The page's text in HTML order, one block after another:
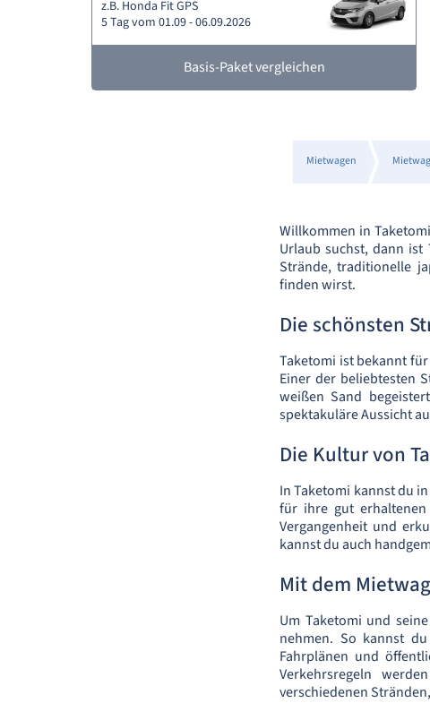
z.B. Honda Fit GPS
5 Tag vom 01.09 - 06.09.2026
Basis-Paket vergleichen
Mietwagen
Willkommen in
Urlaub suchst, dann
Strände, traditionelle
finden wirst.
Die schönsten
Taketomi ist bekannt
Einer der beliebtesten
weißen Sand
spektakuläre Aussicht
Die Kultur von
In Taketomi kannst du
für ihre gut erhaltenen
Vergangenheit und
kannst du auch
Mit dem
Um Taketomi und
nehmen. So kannst
Fahrplänen und
Verkehrsregeln
verschiedenen